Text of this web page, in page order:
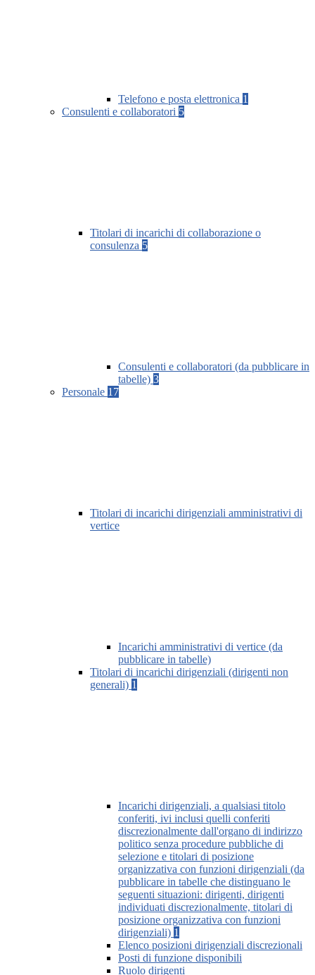
Telefono e posta elettronica 1
Consulenti e collaboratori 5
Titolari di incarichi di collaborazione o
consulenza 5
Consulenti e collaboratori (da pubblicare in
tabelle) 3
Personale 17
Titolari di incarichi dirigenziali amministrativi di
vertice
Incarichi amministrativi di vertice (da
pubblicare in tabelle)
Titolari di incarichi dirigenziali (dirigenti non
generali) 1
Incarichi dirigenziali, a qualsiasi titolo
conferiti, ivi inclusi quelli conferiti
discrezionalmente dall'organo di indirizzo
politico senza procedure pubbliche di
selezione e titolari di posizione
organizzativa con funzioni dirigenziali (da
pubblicare in tabelle che distinguano le
seguenti situazioni: dirigenti, dirigenti
individuati discrezionalmente, titolari di
posizione organizzativa con funzioni
dirigenziali) 1
Elenco posizioni dirigenziali discrezionali
Posti di funzione disponibili
Ruolo dirigenti